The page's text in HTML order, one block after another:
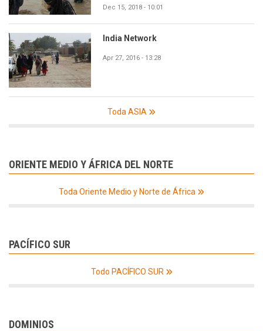
Dec 15, 2018 - 10:01
India Network
Apr 27, 2016 - 13:28
Toda ASIA
ORIENTE MEDIO Y ÁFRICA DEL NORTE
Toda Oriente Medio y Norte de África
PACÍFICO SUR
Todo PACÍFICO SUR
DOMINIOS